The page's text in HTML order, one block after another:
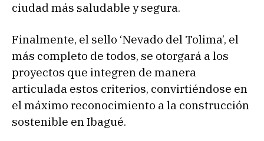
ciudad más saludable y segura.
Finalmente, el sello ‘Nevado del Tolima’, el
más completo de todos, se otorgará a los
proyectos que integren de manera
articulada estos criterios, convirtiéndose en
el máximo reconocimiento a la construcción
sostenible en Ibagué.